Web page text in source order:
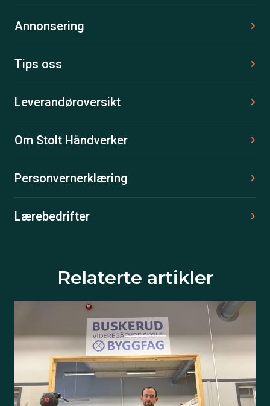
Annonsering
Tips oss
Leverandøroversikt
Om Stolt Håndverker
Personvernerklæring
Lærebedrifter
Relaterte artikler